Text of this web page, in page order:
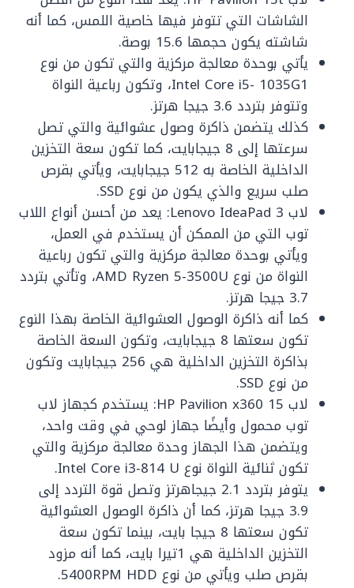
الشاشات التي تتوفر فيها خاصية اللمس، كما أنه
شاشته يكون حجمها 15.6 بوصة.
يأتي بوحدة معالجة مركزية والتي تكون من نوع
Intel Core i5- 1035G1، وتكون ‏رباعية النواة
وتتوفر بتردد 3.6 جيجا هرتز.
‏كذلك يتضمن ذاكرة وصول عشوائية والتي تصل
سرعتها إلى 8 جيجابايت، كما تكون سعة التخزين
الداخلية الخاصة به 512 جيجابايت، ويأتي بقرص
صلب سريع والذي يكون من نوع SSD.
لاب Lenovo IdeaPad 3: ‏يعد من أحسن أنواع اللاب
توب التي من الممكن أن يستخدم في العمل،
‏ويأتي بوحدة معالجة مركزية والتي تكون رباعية
النواة من نوع AMD Ryzen 5-3500U، وتأتي بتردد
3.7 جيجا هرتز.
‏كما أنه ذاكرة الوصول العشوائية الخاصة بهذا النوع
تكون سعتها 8 جيجابايت، ‏وتكون السعة الخاصة
بذاكرة التخزين الداخلية هي 256 جيجابايت وتكون
من نوع SSD.
لاب HP Pavilion x360 15: يستخدم كجهاز لاب
توب محمول وأيضًا جهاز لوحي في وقت واحد،
‏ويتضمن هذا الجهاز وحدة معالجة مركزية والتي
تكون ثنائية النواة نوع Intel Core i3-814 U.
يتوفر بتردد 2.1 جيجاهرتز وتصل قوة التردد إلى
3.9 جيجا هرتز، كما أن ‏ذاكرة الوصول العشوائية
تكون سعتها 8 جيجا بايت، بينما تكون سعة
التخزين الداخلية هي 1تيرا بايت، كما أنه مزود
بقرص صلب ويأتي من نوع 5400RPM HDD.